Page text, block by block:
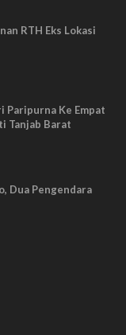
RTH Eks Lokasi
Paripurna Ke Empat
Tanjab Barat
2024
Dua Pengendara